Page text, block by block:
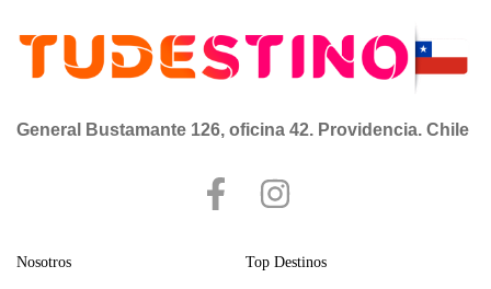
General Bustamante 126, oficina 42. Providencia. Chile
Nosotros Top Destinos